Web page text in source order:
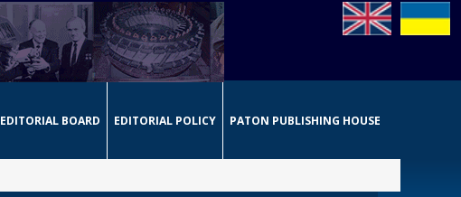
EDITORIAL BOARD EDITORIAL POLICY PATON PUBLISHING HOUSE